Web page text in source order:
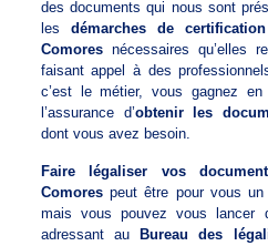
des documents qui nous sont
les démarches de
Comoresnécessaires qu’elles
faisant appel à des
c’est le métier, vous gagnez
l’assurance d’obtenir les
dont vous avez besoin.
Faire légaliser vos
Comorespeut être pour vous un
mais vous pouvez vous lancer
adressant au
Bureau des